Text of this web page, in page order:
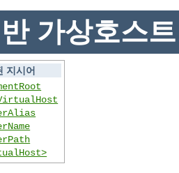
가상호스
지시어